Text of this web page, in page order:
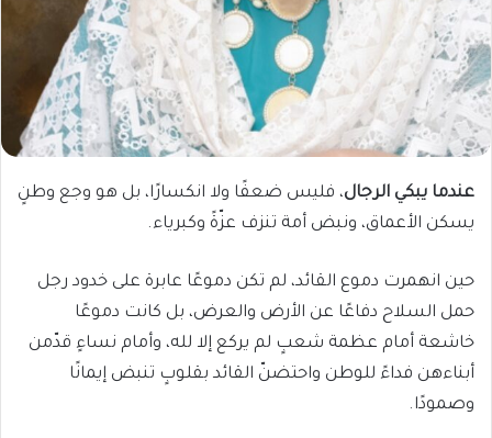
عندما يبكي الرجال، فليس ضعفًا ولا انكسارًا، بل هو وجع وطنٍ
يسكن الأعماق، ونبض أمة تنزف عزّةً وكبرياء.
حين انهمرت دموع القائد، لم تكن دموعًا عابرة على خدود رجل
حمل السلاح دفاعًا عن الأرض والعرض، بل كانت دموعًا
خاشعة أمام عظمة شعبٍ لم يركع إلا لله، وأمام نساءٍ قدّمن
أبناءهن فداءً للوطن واحتضنّ القائد بقلوبٍ تنبض إيمانًا
وصمودًا.